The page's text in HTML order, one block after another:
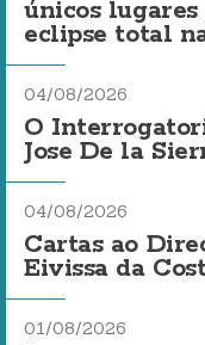
únicos
eclipse total
04/08/2026
O
Jose De la
04/08/2026
Cartas ao
Eivissa da
01/08/2026